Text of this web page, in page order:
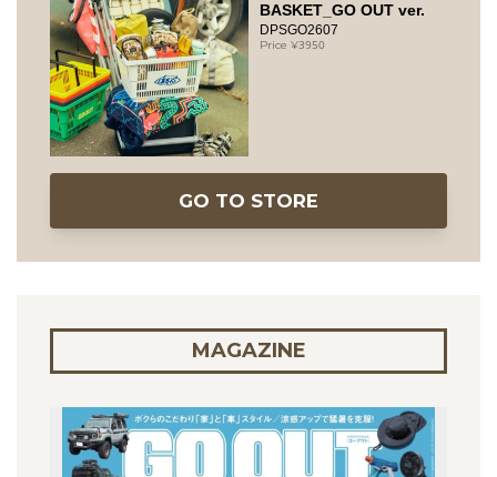
BASKET_GO OUT ver.
DPSGO2607
3950
GO TO STORE
MAGAZINE